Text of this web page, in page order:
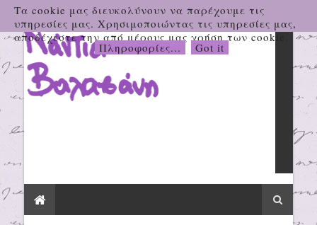
Τα cookie μας διευκολύνουν να παρέχουμε τις
υπηρεσίες μας. Χρησιμοποιώντας τις υπηρεσίες μας,
αποδέχεστε την από μέρους μας χρήση των cookie.
Πληροφορίες... Got it